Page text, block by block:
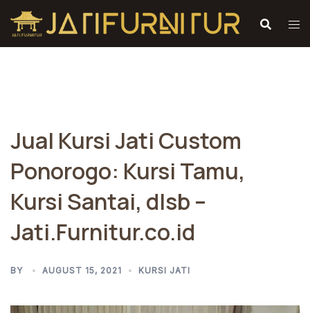
Skip
content
Jual Kursi Jati Custom
Ponorogo: Kursi Tamu,
Kursi Santai, dlsb –
Jati.Furnitur.co.id
BY AUGUST 15, 2021 KURSI JATI